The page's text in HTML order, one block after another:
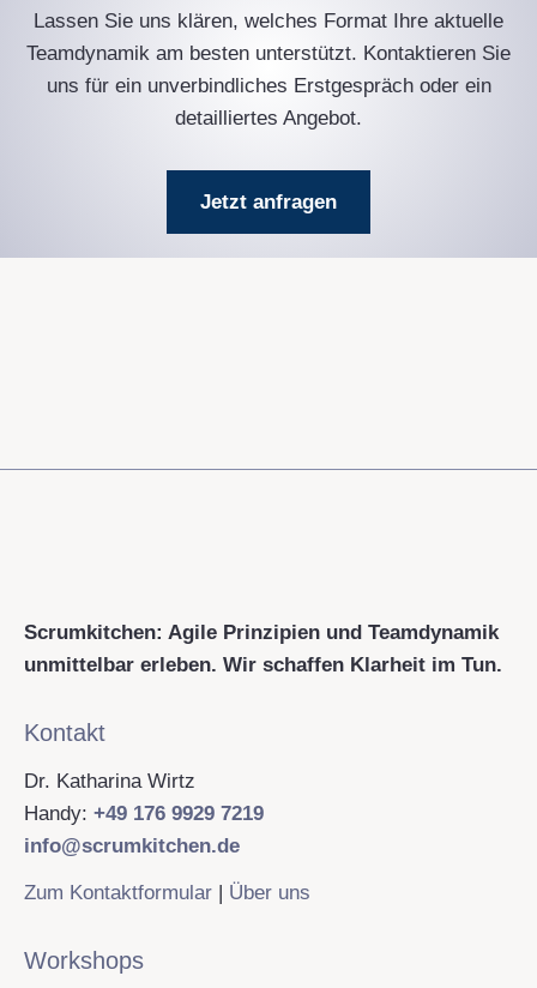
Lassen Sie uns klären, welches Format Ihre aktuelle
Teamdynamik am besten unterstützt. Kontaktieren Sie
uns für ein unverbindliches Erstgespräch oder ein
detailliertes Angebot.
Jetzt anfragen
Scrumkitchen: Agile Prinzipien und Teamdynamik
unmittelbar erleben. Wir schaffen Klarheit im Tun.
Kontakt
Dr. Katharina Wirtz
Handy: +49 176 9929 7219
info@scrumkitchen.de
Zum Kontaktformular| Über uns
Workshops